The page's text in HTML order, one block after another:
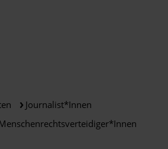
Journalist*innen